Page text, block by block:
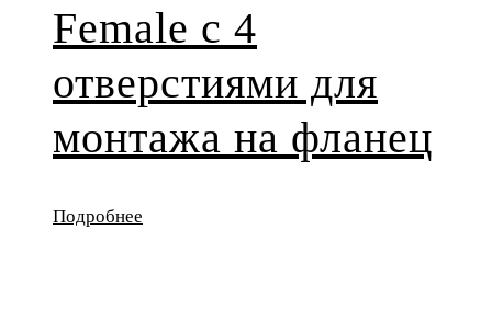
Female с 4
отверстиями для
монтажа на фланец
Подробнее